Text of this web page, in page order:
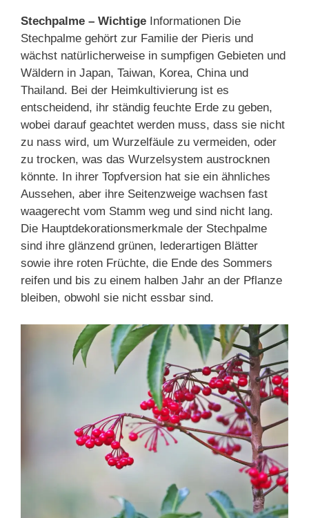
Stechpalme – Wichtige Informationen Die
Stechpalme gehört zur Familie der Pieris und
wächst natürlicherweise in sumpfigen Gebieten und
Wäldern in Japan, Taiwan, Korea, China und
Thailand. Bei der Heimkultivierung ist es
entscheidend, ihr ständig feuchte Erde zu geben,
wobei darauf geachtet werden muss, dass sie nicht
zu nass wird, um Wurzelfäule zu vermeiden, oder
zu trocken, was das Wurzelsystem austrocknen
könnte. In ihrer Topfversion hat sie ein ähnliches
Aussehen, aber ihre Seitenzweige wachsen fast
waagerecht vom Stamm weg und sind nicht lang.
Die Hauptdekorationsmerkmale der Stechpalme
sind ihre glänzend grünen, lederartigen Blätter
sowie ihre roten Früchte, die Ende des Sommers
reifen und bis zu einem halben Jahr an der Pflanze
bleiben, obwohl sie nicht essbar sind.